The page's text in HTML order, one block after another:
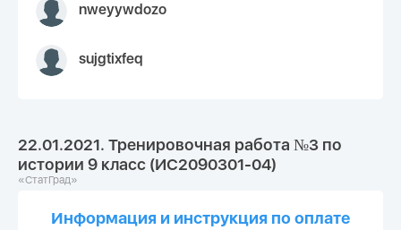
nweyywdozo
sujgtixfeq
22.01.2021. Тренировочная работа №3 по
истории 9 класс (ИС2090301-04)
«СтатГрад»
Информация и инструкция по оплате